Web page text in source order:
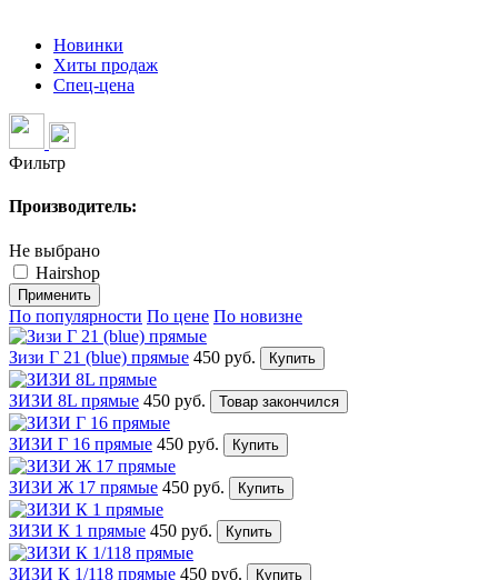
Новинки
Хиты продаж
Спец-цена
Фильтр
Производитель:
Не выбрано
Hairshop
Применить
По популярности По цене По новизне
Зизи Г 21 (blue) прямые 450 руб. Купить
ЗИЗИ 8L прямые 450 руб. Товар закончился
ЗИЗИ Г 16 прямые 450 руб. Купить
ЗИЗИ Ж 17 прямые 450 руб. Купить
ЗИЗИ К 1 прямые 450 руб. Купить
ЗИЗИ К 1/118 прямые 450 руб. Купить